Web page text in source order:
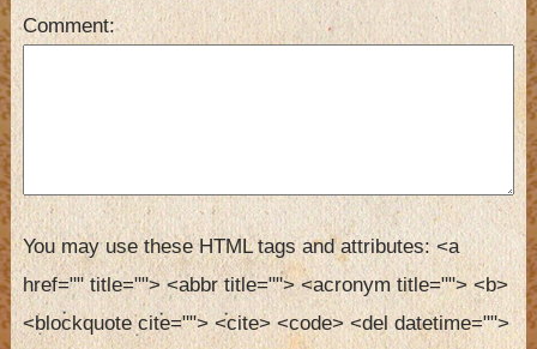
Comment
You may use these HTML tags and attributes:<a
href="" title=""> <abbr title=""> <acronym title=""> <b>
<blockquote cite=""> <cite> <code> <del datetime="">